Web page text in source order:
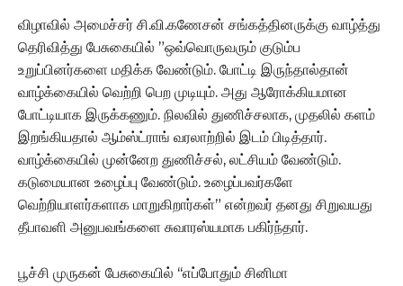
விழாவில் அமைச்சர் சி.வி.கணேசன் சங்கத்தினருக்கு வாழ்த்து
தெரிவித்து பேசுகையில் ”ஒவ்வொருவரும் குடும்ப
உறுப்பினர்களை மதிக்க வேண்டும். போட்டி இருந்தால்தான்
வாழ்க்கையில் வெற்றி பெற முடியும். அது ஆரோக்கியமான
போட்டியாக இருக்கணும். நிலவில் துணிச்சலாக, முதலில் களம்
இறங்கியதால் ஆம்ஸ்ட்ராங் வரலாற்றில் இடம் பிடித்தார்.
வாழ்க்கையில் முன்னேற துணிச்சல், லட்சியம் வேண்டும்.
கடுமையான உழைப்பு வேண்டும். உழைப்பவர்களே
வெற்றியாளர்களாக மாறுகிறார்கள்” என்றவர் தனது சிறுவயது
தீபாவளி அனுபவங்களை சுவாரஸ்யமாக பகிர்ந்தார்.
பூச்சி முருகன் பேசுகையில் ‘‘எப்போதும் சினிமா